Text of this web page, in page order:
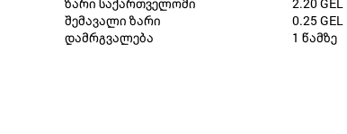
შემავალი ზარი
0.25 GEL
დამრგვალება
1 წამზე